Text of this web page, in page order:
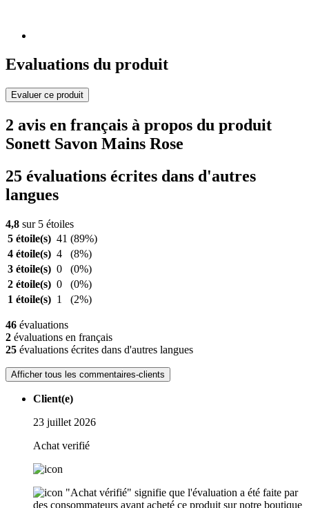
Evaluations du produit
Evaluer ce produit
2 avis en français à propos du produit
Sonett Savon Mains Rose
25 évaluations écrites dans d'autres
langues
4,8 sur 5 étoiles
5 étoile(s) 41 (89%)
4 étoile(s) 4
(8%)
3 étoile(s) 0
(0%)
2 étoile(s) 0
(0%)
1 étoile(s) 1 (2%)
46 évaluations
2 évaluations en français
25 évaluations écrites dans d'autres langues
Afficher tous les commentaires-clients
Client(e)
23 juillet 2026
Achat verifié
"Achat vérifié" signifie que l'évaluation a été faite par
des consommateurs ayant acheté ce produit sur notre boutique